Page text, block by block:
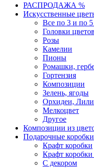
РАСПРОДАЖА %
Искусственные
Все по 3 и по
Головки цветов
Розы
Камелии
Пионы
Ромашки,
Гортензия
Композиции
Зелень, ягоды
Орхидеи,
Мелкоцвет
Другое
Композиции из
Подарочные коробки
Крафт коробки
Крафт
С декором